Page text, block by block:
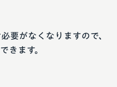
要がなくなりますので、
きます。